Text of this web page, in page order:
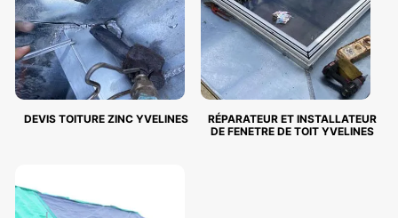
DEVIS TOITURE ZINC YVELINES
RÉPARATEUR ET INSTALLATEUR
DE FENETRE DE TOIT YVELINES